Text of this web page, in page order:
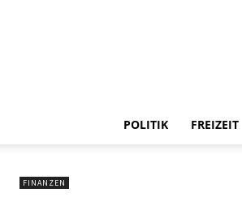
POLITIK FREIZEIT
FINANZEN